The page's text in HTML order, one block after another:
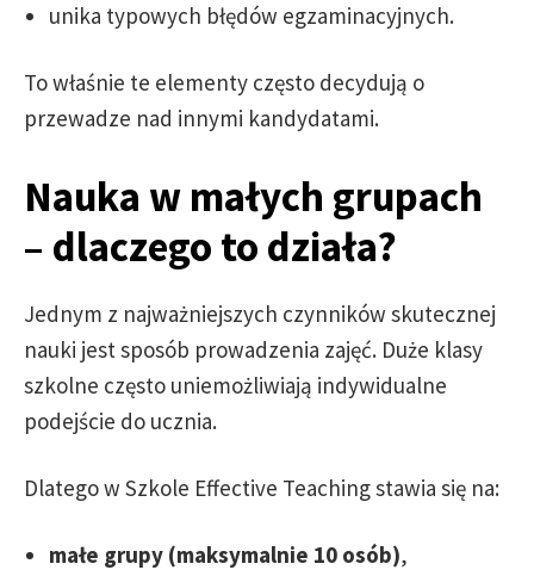
unika typowych błędów egzaminacyjnych.
To właśnie te elementy często decydują o
przewadze nad innymi kandydatami.
Nauka w małych grupach
– dlaczego to działa?
Jednym z najważniejszych czynników skutecznej
nauki jest sposób prowadzenia zajęć. Duże klasy
szkolne często uniemożliwiają indywidualne
podejście do ucznia.
Dlatego w Szkole Effective Teaching stawia się na:
małe grupy (maksymalnie 10 osób),